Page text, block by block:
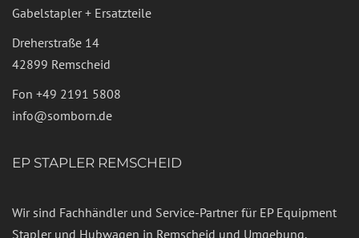
Gabelstapler + Ersatzteile
Dreherstraße 14
42899 Remscheid
Fon +49 2191 5808
info@somborn.de
EP STAPLER REMSCHEID
Wir sind Fachhändler und Service-Partner für EP Equipment
Stapler und Hubwagen in Remscheid und Umgebung.